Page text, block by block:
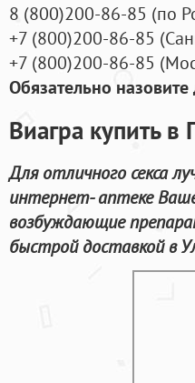
8 (800)200-86-85 (по
+7 (800)200-86-85 (
+7 (800)200-86-85 (
Обязательно
Виагра купить
Для отличного секса
интернет- аптеке
возбуждающие
быстрой доставкой в